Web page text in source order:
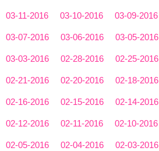
03-11-2016 03-10-2016 03-09-2016
03-07-2016 03-06-2016 03-05-2016
03-03-2016 02-28-2016 02-25-2016
02-21-2016 02-20-2016 02-18-2016
02-16-2016 02-15-2016 02-14-2016
02-12-2016 02-11-2016 02-10-2016
02-05-2016 02-04-2016 02-03-2016